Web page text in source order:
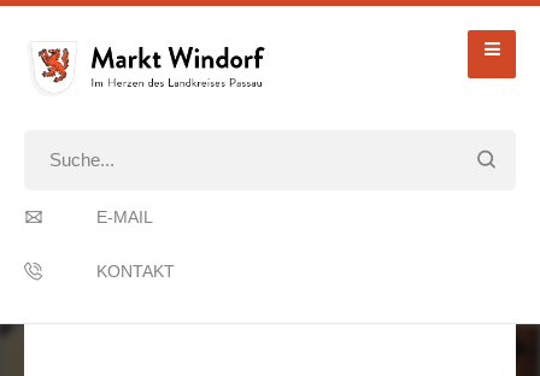
E-MAIL
KONTAKT